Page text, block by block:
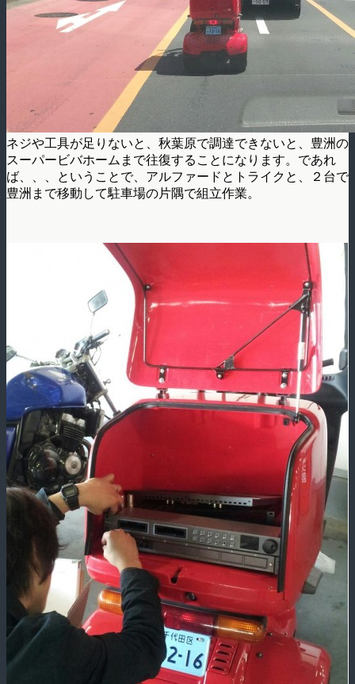
ネジや工具が足りないと、秋葉原で調達できないと、豊洲の
スーパービバホームまで往復することになります。であれ
ば、、、ということで、アルファードとトライクと、２台で
豊洲まで移動して駐車場の片隅で組立作業。